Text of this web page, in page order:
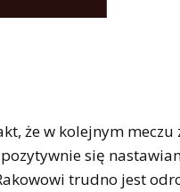
że w kolejnym
pozytywnie się
trudno jest